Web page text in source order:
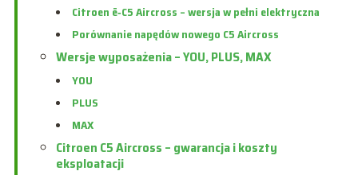
Citroen ë‑C5 Aircross – wersja w pełni elektryczna
Porównanie napędów nowego C5 Aircross
Wersje wyposażenia – YOU, PLUS, MAX
YOU
PLUS
MAX
Citroen C5 Aircross – gwarancja i koszty
eksploatacji